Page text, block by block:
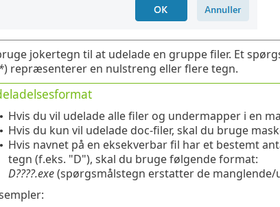
jokertegn til at udelade en gruppe filer. Et
) repræsenterer en nulstreng eller flere tegn.
• Hvis du vil udelade alle filer og undermapper i en
• Hvis du kun vil udelade doc-filer, skal du bruge
• Hvis navnet på en eksekverbar fil har et bestemt
tegn (f.eks. "D"), skal du bruge følgende format:
D????.exe(spørgsmålstegn erstatter de manglende/